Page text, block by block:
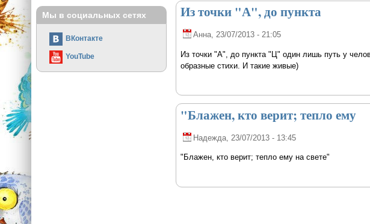
Из точки "А", до пункта
Анна, 23/07/2013 - 21:05
Из точки "А", до пункта "Ц" один лишь путь у
образные стихи. И такие живые)
"Блажен, кто верит; тепло ему
Надежда, 23/07/2013 - 13:45
"Блажен, кто верит; тепло ему на свете"
Мы в социальных сетях
ВКонтакте
YouTube